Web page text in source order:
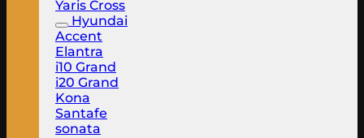
Yaris Cross
Hyundai
Accent
Elantra
i10 Grand
i20 Grand
Kona
Santafe
sonata